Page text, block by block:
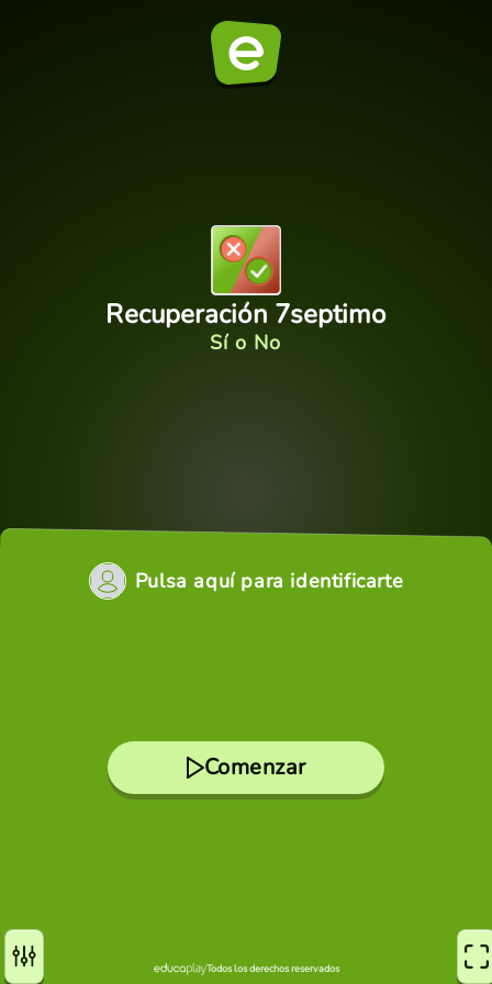
Recuperación 7septimo
Sí o No
Pulsa aquí para identificarte
Comenzar
Todos los derechos reservados